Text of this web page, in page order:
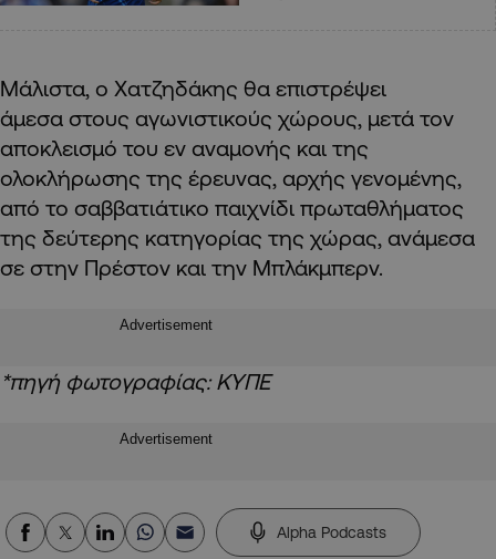
Μάλιστα, ο Χατζηδάκης θα επιστρέψει
άμεσα στους αγωνιστικούς χώρους, μετά τον
αποκλεισμό του εν αναμονής και της
ολοκλήρωσης της έρευνας, αρχής γενομένης,
από το σαββατιάτικο παιχνίδι πρωταθλήματος
της δεύτερης κατηγορίας της χώρας, ανάμεσα
σε στην Πρέστον και την Μπλάκμπερν.
Advertisement
*πηγή φωτογραφίας: ΚΥΠΕ
Advertisement
Alpha Podcasts